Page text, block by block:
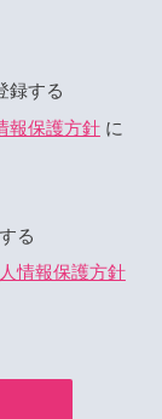
録する
報保護方針に
る
情報保護方針